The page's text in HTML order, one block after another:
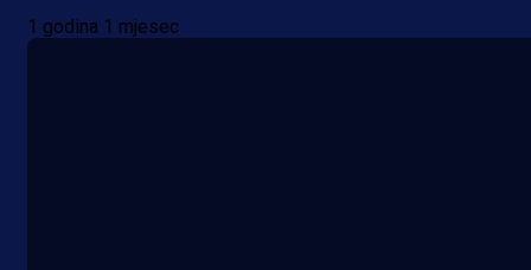
Grbavica se prisjetila Izeta
1 godina 1 mjesec